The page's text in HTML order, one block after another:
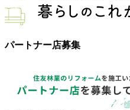
パートナー店募集